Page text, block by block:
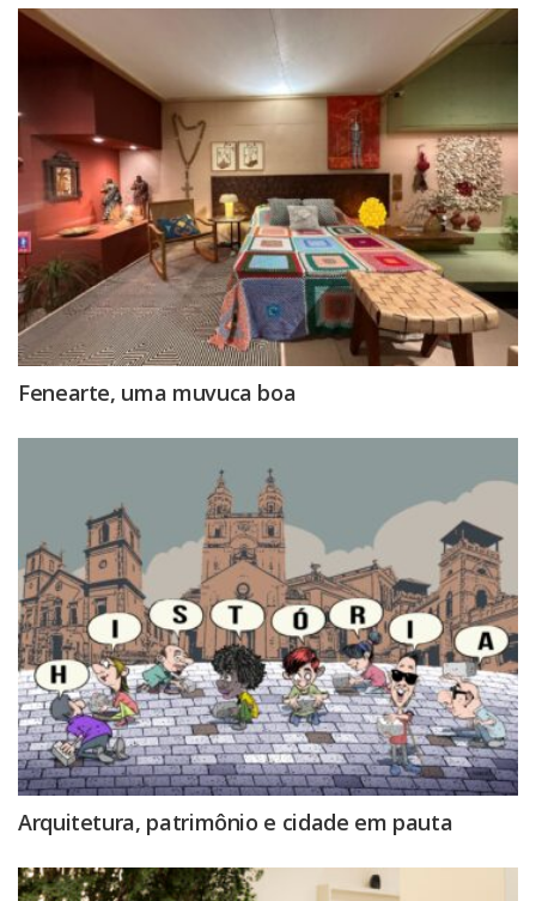
Fenearte, uma muvuca boa
Arquitetura, patrimônio e cidade em pauta